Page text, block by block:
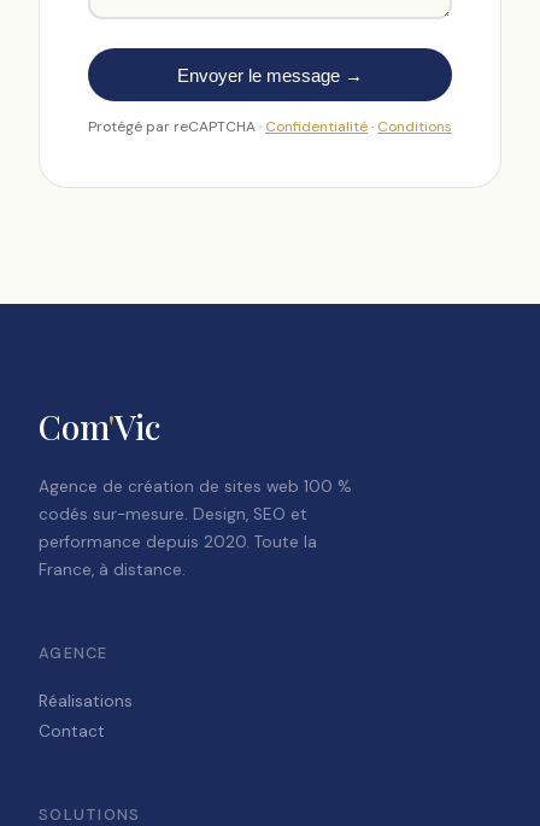
Envoyer le message →
Protégé par reCAPTCHA · Confidentialité· Conditions
Com'Vic
Agence de création de sites web 100 %
codés sur-mesure. Design, SEO et
performance depuis 2020. Toute la
France, à distance.
AGENCE
Réalisations
Contact
SOLUTIONS